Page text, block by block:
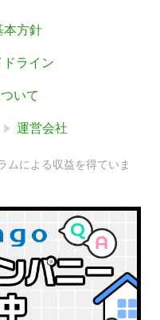
本方針
ライン
いて
運営会社
ムによる収益を得ていま